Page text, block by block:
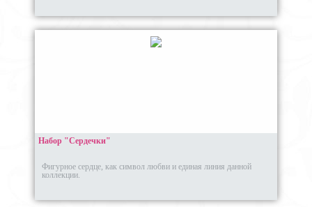
Набор "Сердечки"
Фигурное сердце, как символ любви и единая линия данной
коллекции.